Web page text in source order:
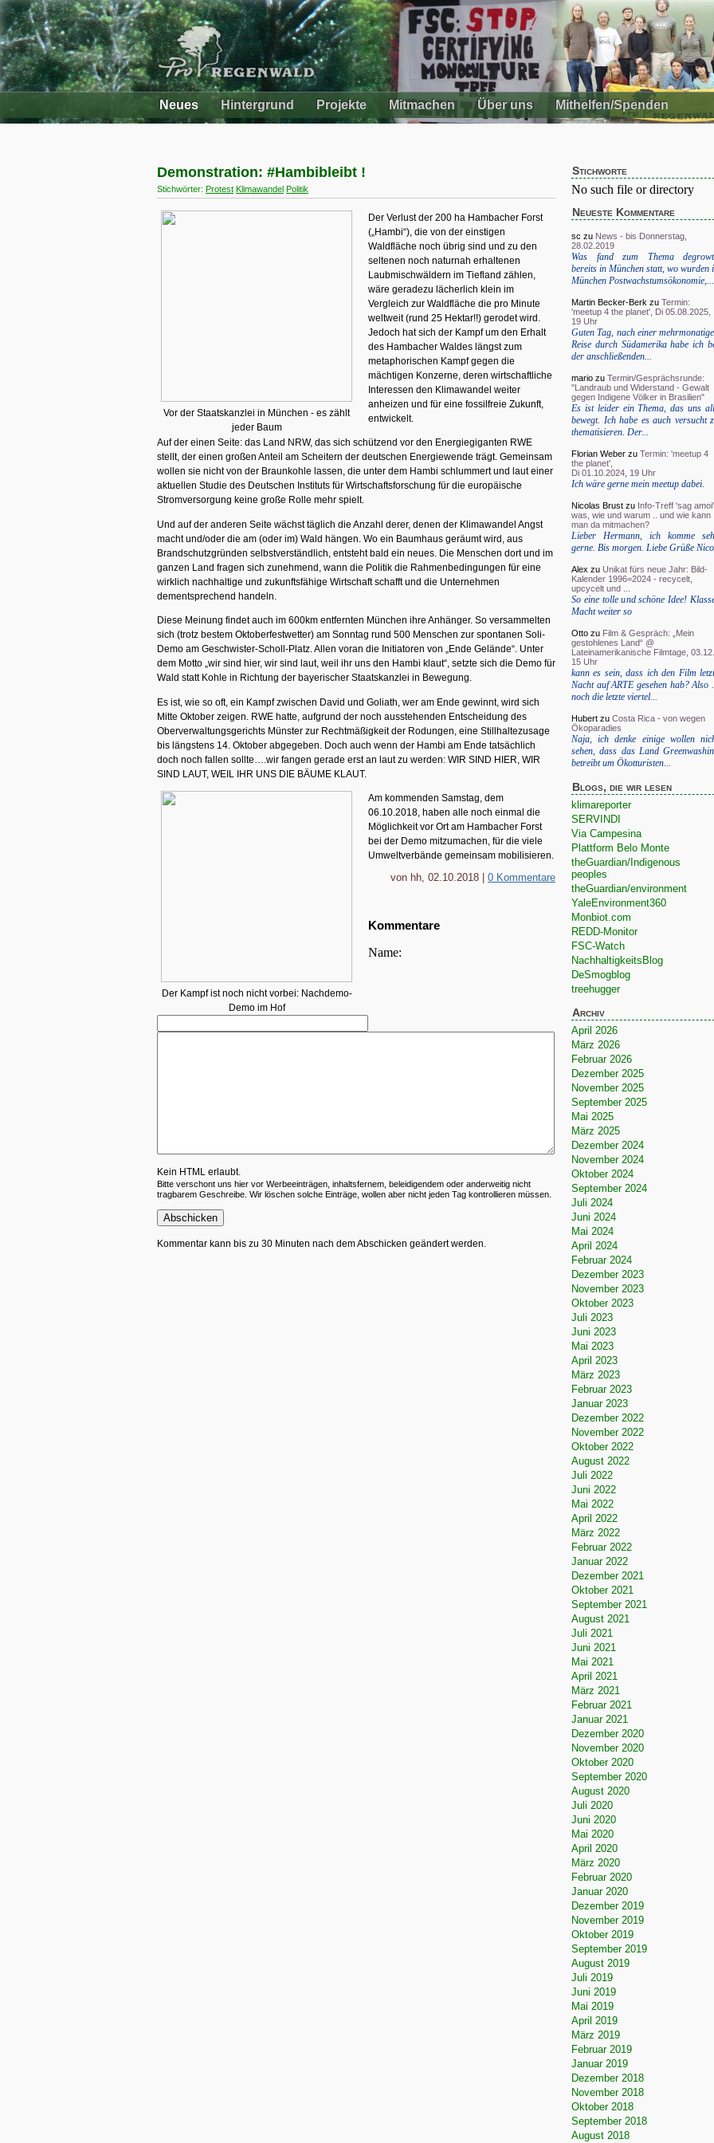
Neues Hintergrund Projekte Mitmachen Über uns Mithelfen/Spenden
Demonstration: #Hambibleibt !
Stichwörter: Protest Klimawandel Politik
Vor der Staatskanzlei in München - es zählt
jeder Baum
Der Verlust der 200 ha Hambacher Forst
(„Hambi“), die von der einstigen
Waldfläche noch übrig sind und zu den
seltenen noch naturnah erhaltenen
Laubmischwäldern im Tiefland zählen,
wäre geradezu lächerlich klein im
Vergleich zur Waldfläche die pro Minute
weltweit (rund 25 Hektar!!) gerodet wird.
Jedoch hat sich der Kampf um den Erhalt
des Hambacher Waldes längst zum
metaphorischen Kampf gegen die
mächtigen Konzerne, deren wirtschaftliche
Interessen den Klimawandel weiter
anheizen und für eine fossilfreie Zukunft,
entwickelt.
Auf der einen Seite: das Land NRW, das sich schützend vor den Energiegiganten RWE
stellt, der einen großen Anteil am Scheitern der deutschen Energiewende trägt. Gemeinsam
wollen sie nicht von der Braunkohle lassen, die unter dem Hambi schlummert und laut einer
aktuellen Studie des Deutschen Instituts für Wirtschaftsforschung für die europäische
Stromversorgung keine große Rolle mehr spielt.
Und auf der anderen Seite wächst täglich die Anzahl derer, denen der Klimawandel Angst
macht und/oder die am (oder im) Wald hängen. Wo ein Baumhaus geräumt wird, aus
Brandschutzgründen selbstverständlich, entsteht bald ein neues. Die Menschen dort und im
ganzen Land fragen sich zunehmend, wann die Politik die Rahmenbedingungen für eine
wirklich nachhaltige und zukunftsfähige Wirtschaft schafft und die Unternehmen
dementsprechend handeln.
Diese Meinung findet auch im 600km entfernten München ihre Anhänger. So versammelten
sich (trotz bestem Oktoberfestwetter) am Sonntag rund 500 Menschen zur spontanen Soli-
Demo am Geschwister-Scholl-Platz. Allen voran die Initiatoren von „Ende Gelände“. Unter
dem Motto „wir sind hier, wir sind laut, weil ihr uns den Hambi klaut“, setzte sich die Demo für
Wald statt Kohle in Richtung der bayerischer Staatskanzlei in Bewegung.
Es ist, wie so oft, ein Kampf zwischen David und Goliath, wer am Ende gewinnt, wird sich
Mitte Oktober zeigen. RWE hatte, aufgrund der noch ausstehenden Entscheidung des
Oberverwaltungsgerichts Münster zur Rechtmäßigkeit der Rodungen, eine Stillhaltezusage
bis längstens 14. Oktober abgegeben. Doch auch wenn der Hambi am Ende tatsächlich
doch noch fallen sollte….wir fangen gerade erst an laut zu werden: WIR SIND HIER, WIR
SIND LAUT, WEIL IHR UNS DIE BÄUME KLAUT.
Der Kampf ist noch nicht vorbei: Nachdemo-
Demo im Hof
Am kommenden Samstag, dem
06.10.2018, haben alle noch einmal die
Möglichkeit vor Ort am Hambacher Forst
bei der Demo mitzumachen, für die viele
Umweltverbände gemeinsam mobilisieren.
von hh, 02.10.2018 | 0 Kommentare
Kommentare
Name:
Kein HTML erlaubt.
Bitte verschont uns hier vor Werbeeinträgen, inhaltsfernem, beleidigendem oder anderweitig nicht
tragbarem Geschreibe. Wir löschen solche Einträge, wollen aber nicht jeden Tag kontrollieren müssen.
Kommentar kann bis zu 30 Minuten nach dem Abschicken geändert werden.
Stichworte
No such file or directory
Neueste Kommentare
sc zu News - bis Donnerstag,
28.02.2019
Was fand zum Thema
bereits in München statt, wo wurden
München Postwachstumsökonomie,...
Martin Becker-Berk zu Termin:
'meetup 4 the planet', Di 05.08.2025,
19 Uhr
Guten Tag, nach einer
Reise durch Südamerika habe ich
der anschließenden...
mario zu Termin/Gesprächsrunde:
"Landraub und Widerstand - Gewalt
gegen Indigene Völker in Brasilien"
Es ist leider ein Thema, das uns
bewegt. Ich habe es auch versucht
thematisieren. Der...
Florian Weber zu Termin: 'meetup 4
the planet',
Di 01.10.2024, 19 Uhr
Ich wäre gerne mein meetup dabei.
Nicolas Brust zu Info-Treff 'sag
was, wie und warum .. und wie kann
man da mitmachen?
Lieber Hermann, ich komme
gerne. Bis morgen. Liebe Grüße Nico
Alex zu Unikat fürs neue Jahr: Bild-
Kalender 1996=2024 - recycelt,
upcycelt und ...
So eine tolle und schöne Idee!
Macht weiter so
Otto zu Film & Gespräch: „Mein
gestohlenes Land“ @
Lateinamerikanische Filmtage, 03.12.,
15 Uhr
kann es sein, dass ich den Film
Nacht auf ARTE gesehen hab? Also ...
noch die letzte viertel...
Hubert zu Costa Rica - von wegen
Ökoparadies
Naja, ich denke einige wollen
sehen, dass das Land
betreibt um Ökotturisten...
Blogs, die wir lesen
klimareporter
SERVINDI
Via Campesina
Plattform Belo Monte
theGuardian/Indigenous
peoples
theGuardian/environment
YaleEnvironment360
Monbiot.com
REDD-Monitor
FSC-Watch
NachhaltigkeitsBlog
DeSmogblog
treehugger
Archiv
April 2026
März 2026
Februar 2026
Dezember 2025
November 2025
September 2025
Mai 2025
März 2025
Dezember 2024
November 2024
Oktober 2024
September 2024
Juli 2024
Juni 2024
Mai 2024
April 2024
Februar 2024
Dezember 2023
November 2023
Oktober 2023
Juli 2023
Juni 2023
Mai 2023
April 2023
März 2023
Februar 2023
Januar 2023
Dezember 2022
November 2022
Oktober 2022
August 2022
Juli 2022
Juni 2022
Mai 2022
April 2022
März 2022
Februar 2022
Januar 2022
Dezember 2021
Oktober 2021
September 2021
August 2021
Juli 2021
Juni 2021
Mai 2021
April 2021
März 2021
Februar 2021
Januar 2021
Dezember 2020
November 2020
Oktober 2020
September 2020
August 2020
Juli 2020
Juni 2020
Mai 2020
April 2020
März 2020
Februar 2020
Januar 2020
Dezember 2019
November 2019
Oktober 2019
September 2019
August 2019
Juli 2019
Juni 2019
Mai 2019
April 2019
März 2019
Februar 2019
Januar 2019
Dezember 2018
November 2018
Oktober 2018
September 2018
August 2018